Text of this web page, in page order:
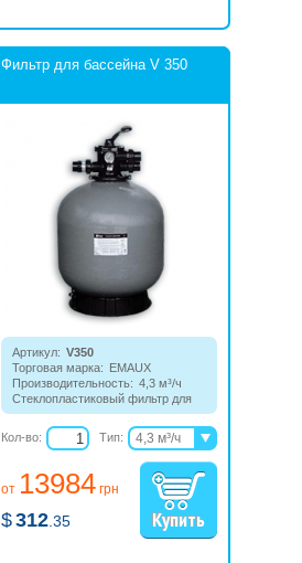
Фильтр для бассейна V 350
Артикул: V350
Торговая марка: EMAUX
Производительность: 4,3 м³/ч
Стеклопластиковый фильтр для
бассейнов и ванн спа с верхним
расположением управляющего
клапана.
от 13984 грн
$312 .35
Кол-во: Тип:
4,3 м³/ч
6,5 м³/ч
8,1 м³/ч
11,1 м³/ч
15,6 м³/ч
19,5 м³/ч